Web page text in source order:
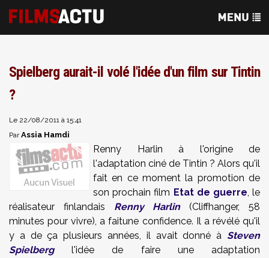
Spielberg aurait-il volé l'idée d'un film sur Tintin
?
Le 22/08/2011 à 15:41
ParAssia Hamdi
Renny Harlin à l'origine de
l'adaptation ciné de Tintin ? Alors qu'il
fait en ce moment la promotion de
son prochain film Etat de guerre, le
réalisateur finlandais Renny Harlin(Cliffhanger, 58
minutes pour vivre), a faitune confidence. Il a révélé qu'il
y a de ça plusieurs années, il avait donné à Steven
Spielbergl'idée de faire une adaptation